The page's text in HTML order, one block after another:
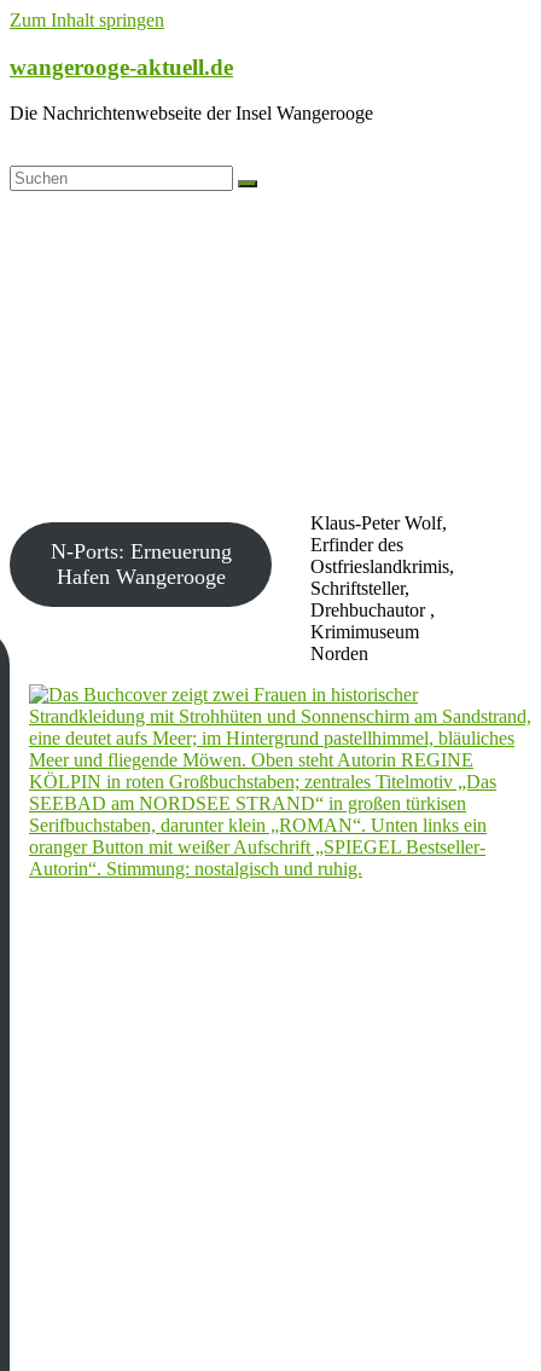
Zum Inhalt springen
wangerooge-aktuell.de
Die Nachrichtenwebseite der Insel Wangerooge
Klaus-Peter Wolf,
Erfinder des
Ostfrieslandkrimis,
Schriftsteller,
Drehbuchautor ,
Krimimuseum
Norden
N-Ports: Erneuerung
Hafen Wangerooge